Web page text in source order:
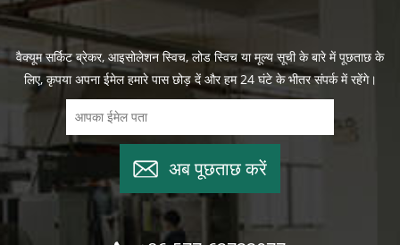
वैक्यूम सर्किट ब्रेकर, आइसोलेशन स्विच, लोड स्विच या मूल्य सूची के बारे में पूछताछ के
लिए, कृपया अपना ईमेल हमारे पास छोड़ दें और हम 24 घंटे के भीतर संपर्क में रहेंगे।
अब पूछताछ करें